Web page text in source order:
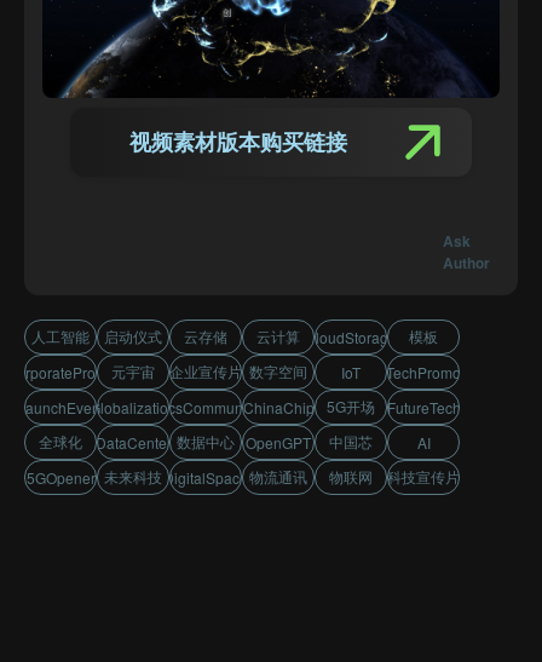
视频素材版本购买链接
Ask
Author
人工智能 启动仪式 云存储 云计算 CloudStorage
模板
CorporatePromo元宇宙 企业宣传片 数字空间 IoT
TechPromo
LaunchEventGlobalization
LogisticsCommunication
ChinaChip 5G开场
FutureTech
全球化
DataCenter 数据中心 OpenGPT 中国芯
AI
5GOpener 未来科技 DigitalSpace 物流通讯 物联网 科技宣传片